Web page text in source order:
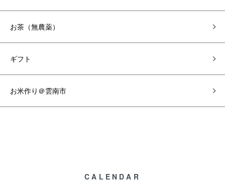
お茶（無農薬）
ギフト
お米作り＠雲南市
CALENDAR